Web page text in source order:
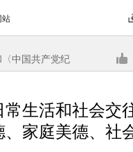
站
中国共产党纪
生活和社会交
家庭美德、社